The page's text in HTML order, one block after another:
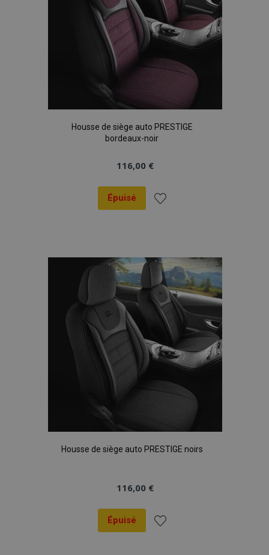
Housse de siège auto PRESTIGE
bordeaux-noir
116,00 €
Épuisé
liste
d'achats
Housse de siège auto PRESTIGE noirs
116,00 €
Épuisé